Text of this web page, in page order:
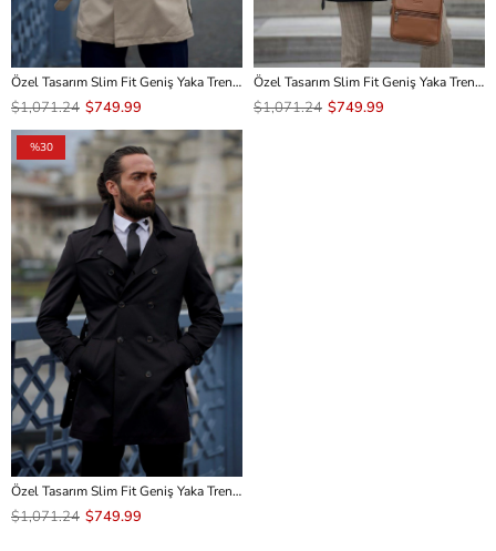
Özel Tasarım Slim Fit Geniş Yaka Trençkot
$749.99
$1,071.24
Özel Tasarım Slim Fit Geniş Yaka Trençkot
$749.99
$1,071.24
Özel Tasarım Slim Fit Geniş Yaka Trençkot
$749.99
$1,071.24
%30